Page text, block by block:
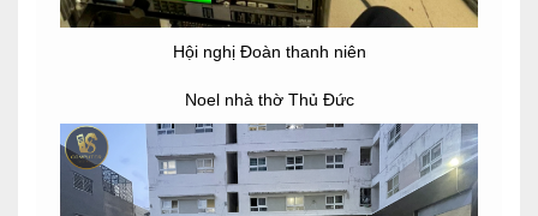
Hội nghị Đoàn thanh niên
Noel nhà thờ Thủ Đức